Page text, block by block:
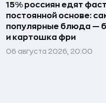
15% россиян едят
постоянной основе:
популярные блюда —
и картошка фри
06 августа 2026, 20:00